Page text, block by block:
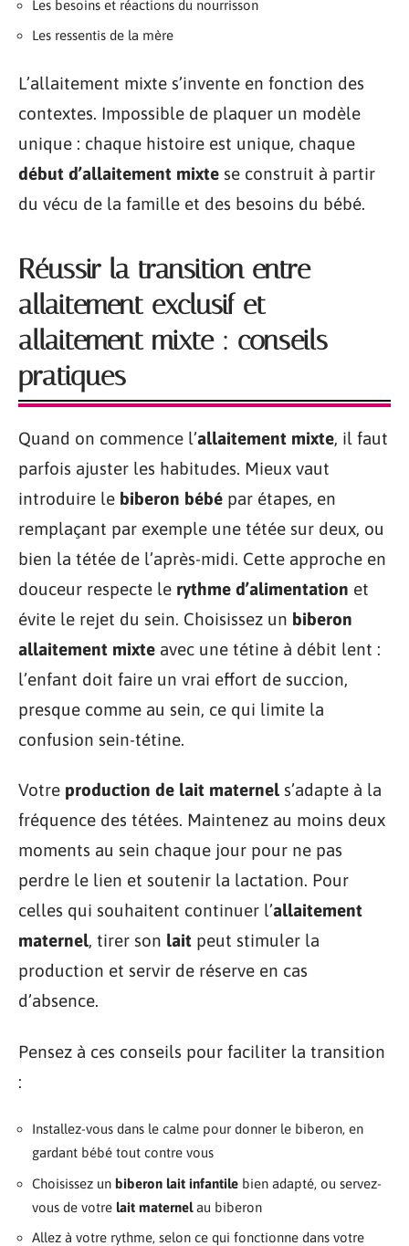
Les besoins et réactions du nourrisson
Les ressentis de la mère
L’allaitement mixte s’invente en fonction des
contextes. Impossible de plaquer un modèle
unique : chaque histoire est unique, chaque
début d’allaitement mixte se construit à partir
du vécu de la famille et des besoins du bébé.
Réussir la transition entre
allaitement exclusif et
allaitement mixte : conseils
pratiques
Quand on commence l’allaitement mixte, il faut
parfois ajuster les habitudes. Mieux vaut
introduire le biberon bébé par étapes, en
remplaçant par exemple une tétée sur deux, ou
bien la tétée de l’après-midi. Cette approche en
douceur respecte le rythme d’alimentation et
évite le rejet du sein. Choisissez un biberon
allaitement mixte avec une tétine à débit lent :
l’enfant doit faire un vrai effort de succion,
presque comme au sein, ce qui limite la
confusion sein-tétine.
Votre production de lait maternel s’adapte à la
fréquence des tétées. Maintenez au moins deux
moments au sein chaque jour pour ne pas
perdre le lien et soutenir la lactation. Pour
celles qui souhaitent continuer l’allaitement
maternel, tirer son lait peut stimuler la
production et servir de réserve en cas
d’absence.
Pensez à ces conseils pour faciliter la transition
:
Installez-vous dans le calme pour donner le biberon, en
gardant bébé tout contre vous
Choisissez un biberon lait infantile bien adapté, ou servez-
vous de votre lait maternelau biberon
Allez à votre rythme, selon ce qui fonctionne dans votre